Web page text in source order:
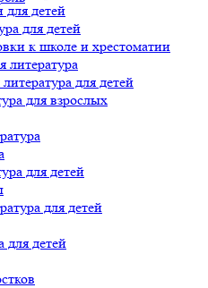
детей
для детей
к школе и хрестоматии
литература
для детей
для взрослых
для детей
для детей
для детей